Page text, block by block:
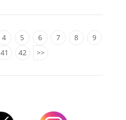
4 5 6 7 8
9
41 42 >>